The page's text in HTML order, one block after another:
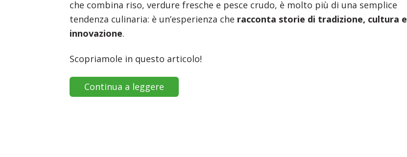
che combina riso, verdure fresche e pesce crudo, è molto più di una semplice
tendenza culinaria: è un’esperienza che racconta storie di tradizione, cultura e
innovazione.
Scopriamole in questo articolo!
Continua a leggere